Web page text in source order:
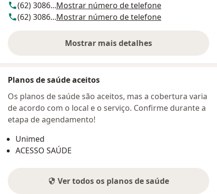
(62) 3086...Mostrar número de telefone
(62) 3086...Mostrar número de telefone
Mostrar mais detalhes
sobre o endereço
Planos de saúde aceitos
Os planos de saúde são aceitos, mas a cobertura varia
de acordo com o local e o serviço. Confirme durante a
etapa de agendamento!
Unimed
ACESSO SAÚDE
Ver todos os planos de saúde